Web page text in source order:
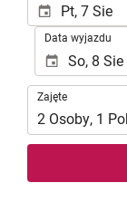
Data wyjazdu
Zajęte
Zajęte
2 Osoby, 1